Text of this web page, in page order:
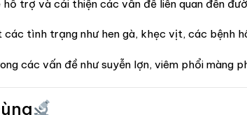
trợ và cải thiện các vấn đề liên quan đến
các tình trạng như hen gà, khẹc vịt, các bệnh
các vấn đề như suyễn lợn, viêm phổi